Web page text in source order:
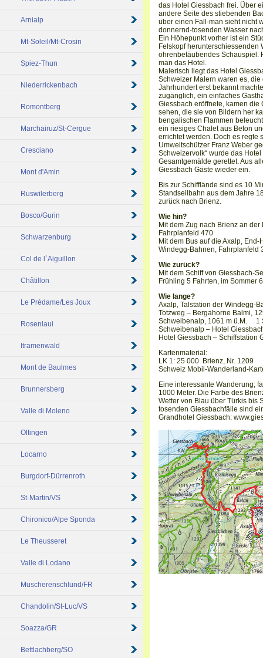
Arnialp
Mt-Soleil/Mt-Crosin
Spiez-Thun
Niederrickenbach
Romontberg
Marchairuz/St-Cergue
Cresciano
Mont d'Amin
Ruswilerberg
Bosco/Gurin
Schwarzenburg
Col de l`Aiguillon
Châtillon
Le Prédame/Les Joux
Rosenlaui
Itramenwald
Mont de Baulmes
Brunnersberg
Valle di Moleno
Oltingen
Locarno
Burgdorf-Dürrenroth
St-Martin/VS
Chironico/Alpe Sponda
Le Theusseret
Valle di Lodano
Muscherenschlund/FR
Chandolin/St-Luc/VS
Soazza/GR
Bettlachberg/SO
das Hotel Giessbach frei. Über
andere Seite des stiebenden
über einen Fall-man sieht nicht
donnernd-tosenden Wasser
Ein Höhepunkt vorher ist ein
Felskopf herunterschiessenden
ohrenbetäubendes Schauspiel.
man das Hotel.
Malerisch liegt das Hotel
Schweizer Malern waren es,
Jahrhundert erst bekannt
zugänglich, ein einfaches
Giessbach eröffnete, kamen die
sehen, die sie von Bildern her
bengalischen Flammen
ein riesiges Chalet aus Beton
errichtet werden. Doch es regte
Umweltschützer Franz Weber
Schweizervolk“ wurde das
Gesamtgemälde gerettet. Aus
Giessbach Gäste wieder ein.
Bis zur Schifflände sind es 10
Standseilbahn aus dem Jahre
zurück nach Brienz.
Wie hin?
Mit dem Zug nach Brienz an
Fahrplanfeld 470
Mit dem Bus auf die Axalp,
Windegg-Bahnen, Fahrplanfeld
Wie zurück?
Mit dem Schiff von Giessbach-
Frühling 5 Fahrten, im Sommer
Wie lange?
Axalp, Talstation der Windegg-
Totzweg – Bergahorne Balmi,
Schweibenalp, 1061 m ü.M. 1
Schweibenalp – Hotel
Hotel Giessbach –
Kartenmaterial:
LK 1: 25 000 Brienz, Nr. 1209
Schweiz Mobil-Wanderland-
Eine interessante Wanderung;
1000 Meter. Die Farbe des
Wetter von Blau über Türkis bis
tosenden Giessbachfälle sind
Grandhotel Giessbach: